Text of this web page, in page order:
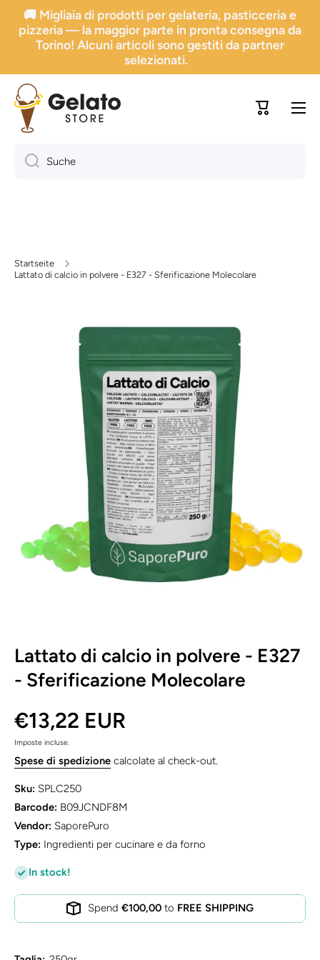
Direkt zum Inhalt gehen
🚚 Migliaia di prodotti per gelateria, pasticceria e
pizzeria — la maggior parte in pronta consegna da
Torino! Alcuni articoli sono gestiti da partner
selezionati.
Trolley
Suche
Startseite
Lattato di calcio in polvere - E327 - Sferificazione Molecolare
Lattato di calcio in polvere - E327
- Sferificazione Molecolare
€13,22 EUR
Imposte incluse.
Spese di spedizione calcolate al check-out.
Sku: SPLC250
Barcode: B09JCNDF8M
Vendor: SaporePuro
Type: Ingredienti per cucinare e da forno
In stock!
Spend €100,00 to FREE SHIPPING